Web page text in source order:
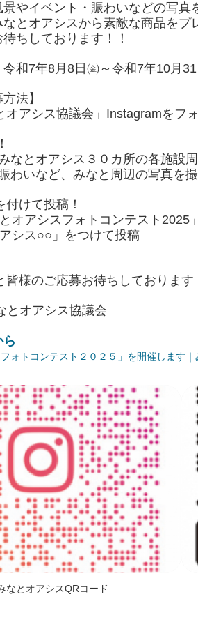
やイベント・賑わいなどの写真
とオアシスから素敵な商品をプ
ちしております！！
令和7年8月8日㈮～令和7年10月
法】
アシス協議会」Instagramをフォ
オアシス３０カ所の各施設周
いなど、みなと周辺の写真を
けて投稿！
アシスフォトコンテスト2025」
ス○○」をつけて投稿
のご応募お待ちしております
とオアシス協議会
フォトコンテスト２０２５」を開催しま
なとオアシスQRコード